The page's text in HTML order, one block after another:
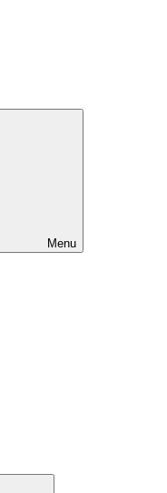
Menu